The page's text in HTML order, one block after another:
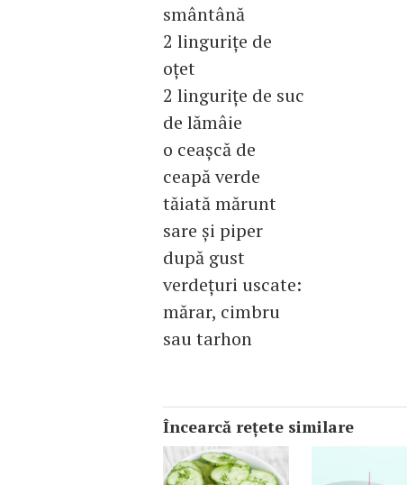
smântână
2 linguriţe de
oţet
2 linguriţe de suc
de lămâie
o ceaşcă de
ceapă verde
tăiată mărunt
sare şi piper
după gust
verdeţuri uscate:
mărar, cimbru
sau tarhon
Încearcă reţete similare